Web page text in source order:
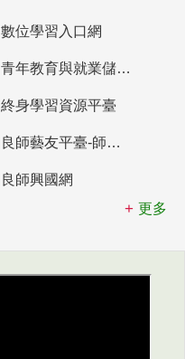
數位學習入口網
青年教育與就業儲蓄帳戶
終身學習資源平臺
良師藝友平臺-師資培育整合平臺
良師興國網
更多